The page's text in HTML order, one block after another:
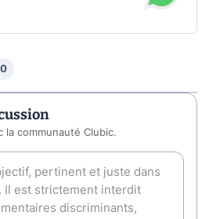
0
la communauté Clubic.